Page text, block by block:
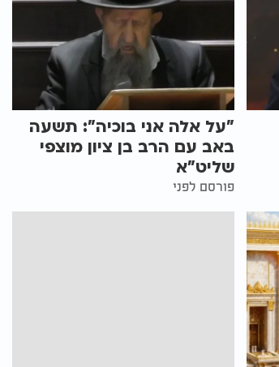
"על אלה אני בוכיה": תשעה
באב עם הרב בן ציון מוצפי
שליט"א
פורסם לפני